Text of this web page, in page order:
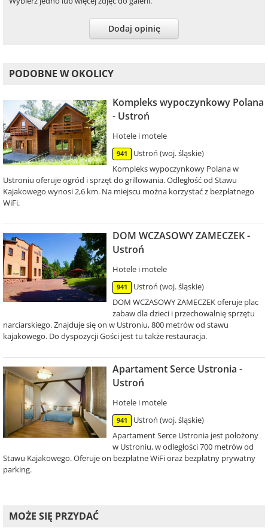
Dodaj opinię
PODOBNE W OKOLICY
Kompleks wypoczynkowy Polana
- Ustroń
Hotele i motele
941
Ustroń (woj. śląskie)
Kompleks wypoczynkowy Polana w
Ustroniu oferuje ogród i sprzęt do grillowania. Odległość od Stawu
Kajakowego wynosi 2,6 km. Na miejscu można korzystać z bezpłatnego
WiFi.
DOM WCZASOWY ZAMECZEK -
Ustroń
Hotele i motele
941
Ustroń (woj. śląskie)
DOM WCZASOWY ZAMECZEK oferuje plac
zabaw dla dzieci i przechowalnię sprzętu
narciarskiego. Znajduje się on w Ustroniu, 800 metrów od stawu
kajakowego. Do dyspozycji Gości jest tu także restauracja.
Apartament Serce Ustronia -
Ustroń
Hotele i motele
941
Ustroń (woj. śląskie)
Apartament Serce Ustronia jest położony
w Ustroniu, w odległości 700 metrów od
Stawu Kajakowego. Oferuje on bezpłatne WiFi oraz bezpłatny prywatny
parking.
MOŻE SIĘ PRZYDAĆ